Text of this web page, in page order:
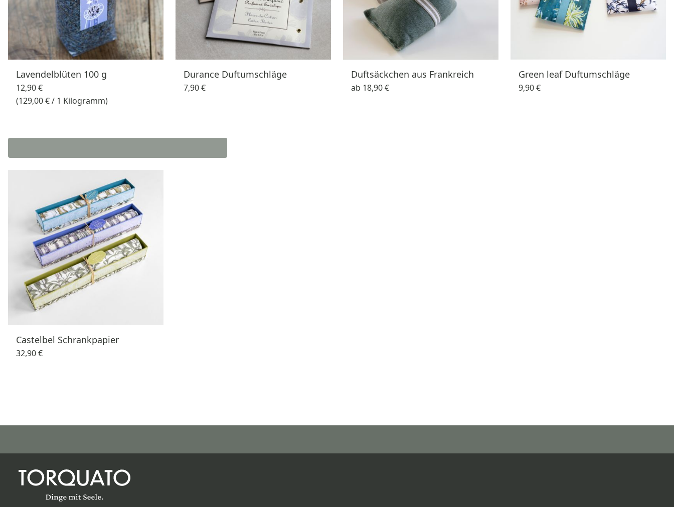
Lavendelblüten 100 g
12,90 €
(129,00 € / 1 Kilogramm)
Durance Duftumschläge
7,90 €
Duftsäckchen aus Frankreich
ab 18,90 €
Green leaf Duftumschläge
9,90 €
Castelbel Schrankpapier
32,90 €